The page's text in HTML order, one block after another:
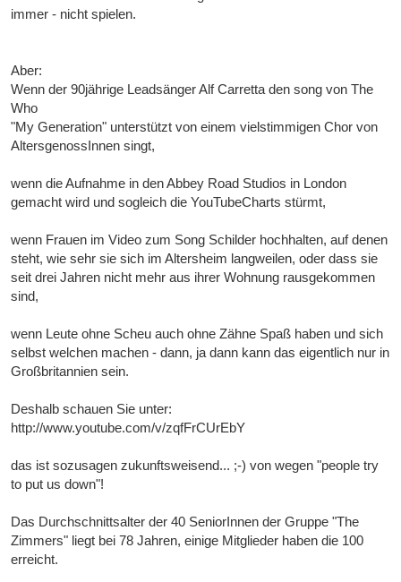
immer - nicht spielen.
Aber:
Wenn der 90jährige Leadsänger Alf Carretta den song von The
Who
"My Generation" unterstützt von einem vielstimmigen Chor von
AltersgenossInnen singt,
wenn die Aufnahme in den Abbey Road Studios in London
gemacht wird und sogleich die YouTubeCharts stürmt,
wenn Frauen im Video zum Song Schilder hochhalten, auf denen
steht, wie sehr sie sich im Altersheim langweilen, oder dass sie
seit drei Jahren nicht mehr aus ihrer Wohnung rausgekommen
sind,
wenn Leute ohne Scheu auch ohne Zähne Spaß haben und sich
selbst welchen machen - dann, ja dann kann das eigentlich nur in
Großbritannien sein.
Deshalb schauen Sie unter:
http://www.youtube.com/v/zqfFrCUrEbY
das ist sozusagen zukunftsweisend... ;-) von wegen "people try
to put us down"!
Das Durchschnittsalter der 40 SeniorInnen der Gruppe "The
Zimmers" liegt bei 78 Jahren, einige Mitglieder haben die 100
erreicht.